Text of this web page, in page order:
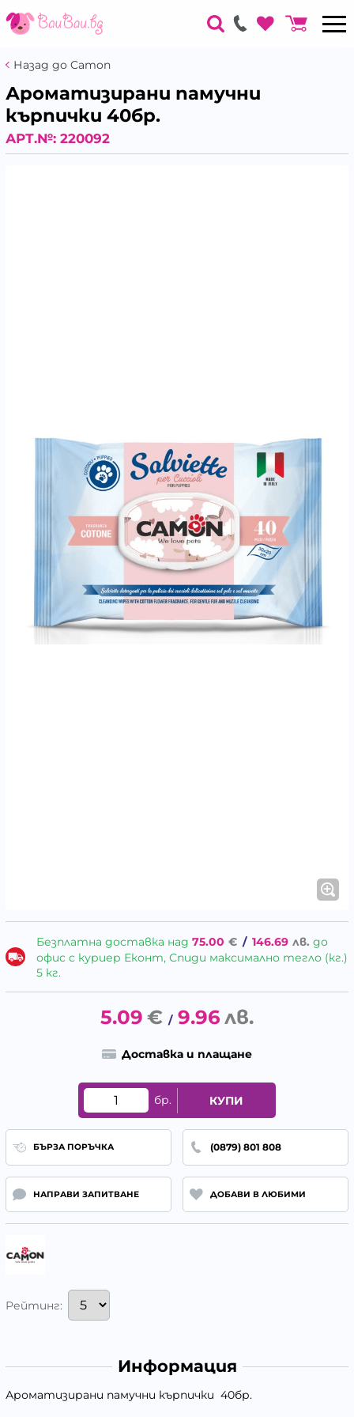
Назад до Camon
Ароматизирани памучни
кърпички 40бр.
АРТ.№: 220092
Безплатна доставка над 75.00 € / 146.69 лв. до
офис с куриер Еконт, Спиди максимално тегло (кг.)
5 кг.
5.09 € / 9.96 лв.
Доставка и плащане
бр. КУПИ
БЪРЗА ПОРЪЧКА (0879) 801 808
НАПРАВИ ЗАПИТВАНЕ ДОБАВИ В ЛЮБИМИ
Рейтинг:
Информация
Ароматизирани памучни кърпички 40бр.